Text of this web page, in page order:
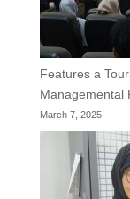
Features a
Managemental
March 7, 2025